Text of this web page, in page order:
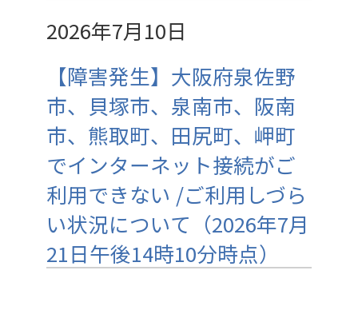
2026年7月10日
【障害発生】大阪府泉佐野
市、貝塚市、泉南市、阪南
市、熊取町、田尻町、岬町
でインターネット接続がご
利用できない /ご利用しづら
い状況について（2026年7月
21日午後14時10分時点）